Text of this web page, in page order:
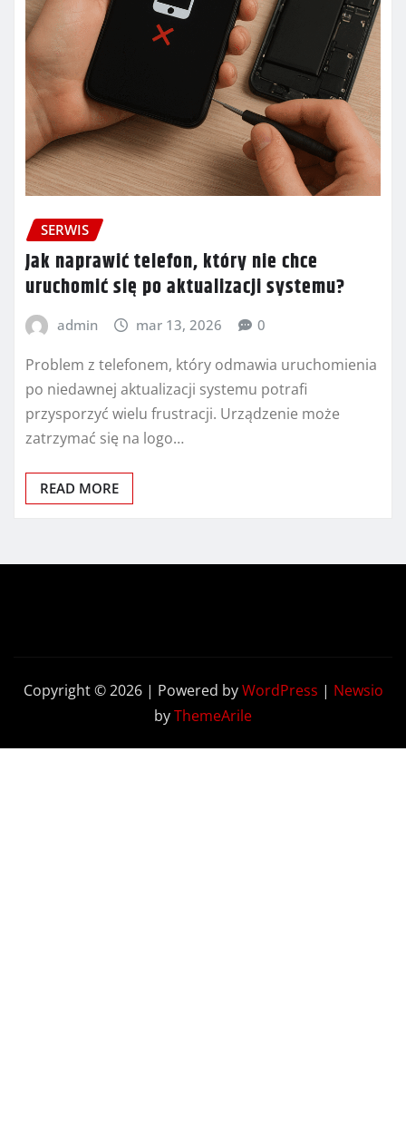
SERWIS
Jak naprawić telefon, który nie chce
uruchomić się po aktualizacji systemu?
admin mar 13, 2026 0
Problem z telefonem, który odmawia uruchomienia
po niedawnej aktualizacji systemu potrafi
przysporzyć wielu frustracji. Urządzenie może
zatrzymać się na logo…
READ MORE
Copyright © 2026 | Powered byWordPress | Newsio
byThemeArile